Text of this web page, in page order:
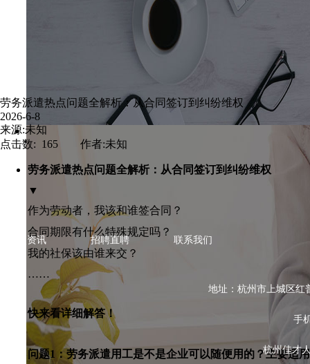
劳务派遣热点问题全解析：从合同签订到纠纷维权
2026-6-8
来源:未知
点击数: 165 作者:未知
劳务派遣热点问题全解析：从合同签订到纠纷维权
▼
作为劳动者，我该和谁签合同？
合同期限有什么特殊规定吗？
我的社保该由谁来交？
……
快来看详细解答！
问题1：劳务派遣用工是不是企业可以随便用的？主要适
地址：杭州市上城区红
手
杭州佳才
热点资讯 招聘直聘 联系我们